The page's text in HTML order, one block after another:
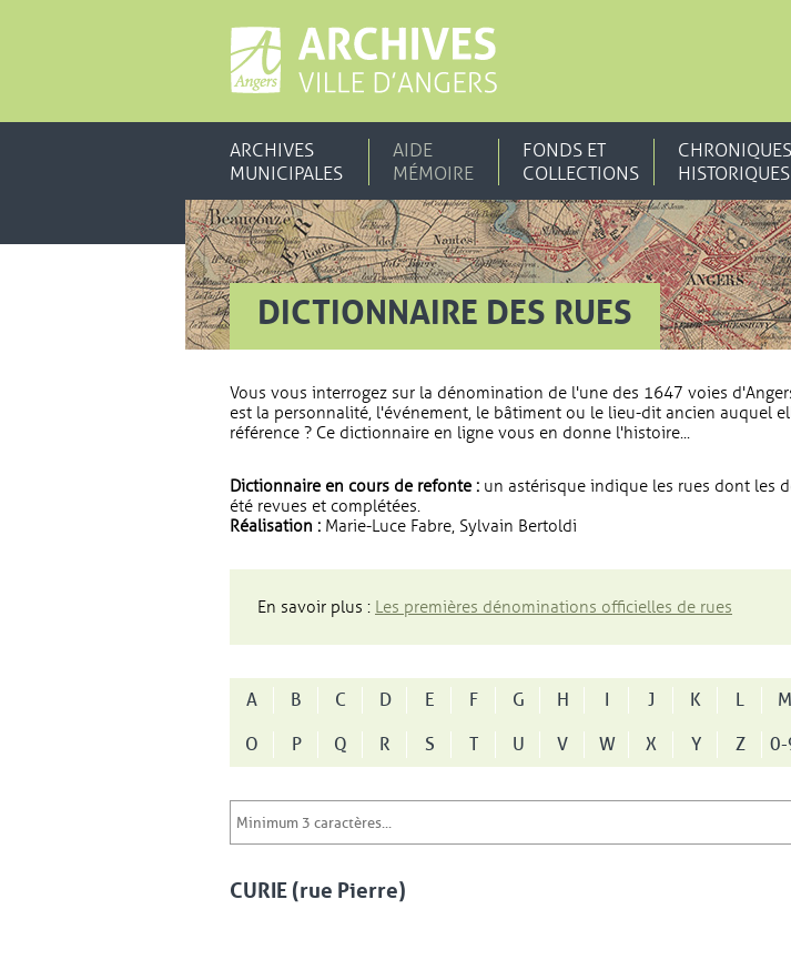
ARCHIVES
MUNICIPALES
AIDE
MÉMOIRE
FONDS ET
COLLECTIONS
CHRONIQUES
HISTORIQUES
DICTIONNAIRE DES RUES
Vous vous interrogez sur la dénomination de l'une des 1647 voies
est la personnalité, l'événement, le bâtiment ou le lieu-dit ancien auquel
référence ? Ce dictionnaire en ligne vous en donne l'histoire...
Dictionnaire en cours de refonte : un astérisque indique les rues dont les
été revues et complétées.
Réalisation : Marie-Luce Fabre, Sylvain Bertoldi
En savoir plus : Les premières dénominations officielles de rues
A B C D E F G H I J K L M
O
P Q R S T U V W X Y Z 0-
CURIE (rue Pierre)